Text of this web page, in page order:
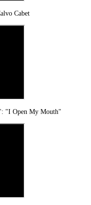
Cabet
"I Open My Mouth"